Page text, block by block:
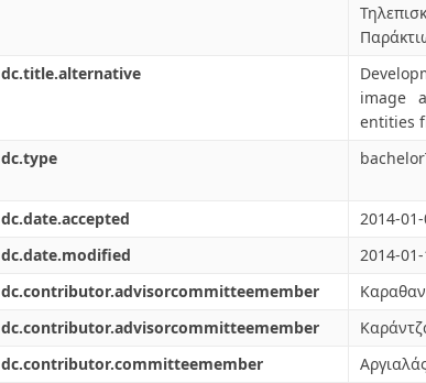
dc.title.alternative
image
entities
dc.type
dc.date.accepted
2014-
dc.date.modified
2014-
dc.contributor.advisorcommitteemember
dc.contributor.advisorcommitteemember
dc.contributor.committeemember